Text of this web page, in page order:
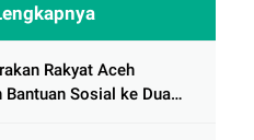
Rakyat Aceh
Bantuan Sosial ke Dua